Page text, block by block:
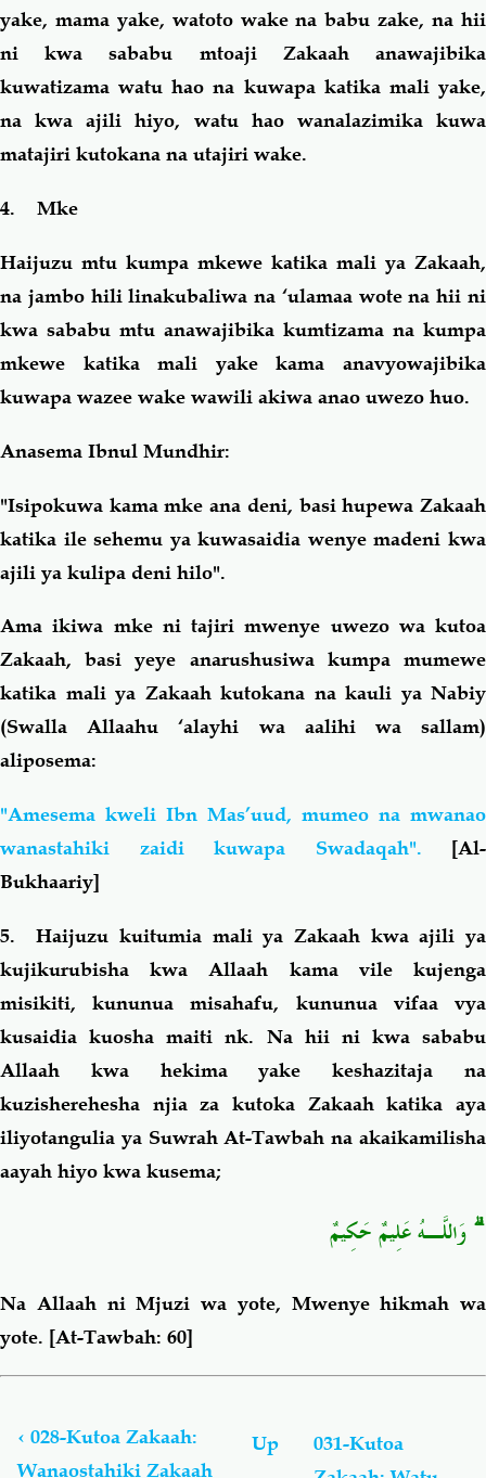
yake, mama yake, watoto wake na babu zake, na hii
ni kwa sababu mtoaji Zakaah anawajibika
kuwatizama watu hao na kuwapa katika mali yake,
na kwa ajili hiyo, watu hao wanalazimika kuwa
matajiri kutokana na utajiri wake.
4. Mke
Haijuzu mtu kumpa mkewe katika mali ya Zakaah,
na jambo hili linakubaliwa na ‘ulamaa wote na hii ni
kwa sababu mtu anawajibika kumtizama na kumpa
mkewe katika mali yake kama anavyowajibika
kuwapa wazee wake wawili akiwa anao uwezo huo.
Anasema Ibnul Mundhir:
"Isipokuwa kama mke ana deni, basi hupewa Zakaah
katika ile sehemu ya kuwasaidia wenye madeni kwa
ajili ya kulipa deni hilo".
Ama ikiwa mke ni tajiri mwenye uwezo wa kutoa
Zakaah, basi yeye anarushusiwa kumpa mumewe
katika mali ya Zakaah kutokana na kauli ya Nabiy
(Swalla Allaahu ‘alayhi wa aalihi wa sallam)
aliposema:
"Amesema kweli Ibn Mas’uud, mumeo na mwanao
wanastahiki zaidi kuwapa Swadaqah". [Al-
Bukhaariy]
5.Haijuzu kuitumia mali ya Zakaah kwa ajili ya
kujikurubisha kwa Allaah kama vile kujenga
misikiti, kununua misahafu, kununua vifaa vya
kusaidia kuosha maiti nk. Na hii ni kwa sababu
Allaah kwa hekima yake keshazitaja na
kuzisherehesha njia za kutoka Zakaah katika aya
iliyotangulia ya Suwrah At-Tawbah na akaikamilisha
aayah hiyo kwa kusema;
ۗ وَاللَّـهُ عَلِيمٌ حَكِيمٌ
Na Allaah niMjuzi wa yote, Mwenye hikmah wa
yote. [At-Tawbah: 60]
links
for
‹ 028-Kutoa Zakaah:
Wanaostahiki Zakaah
Up
031-Kutoa